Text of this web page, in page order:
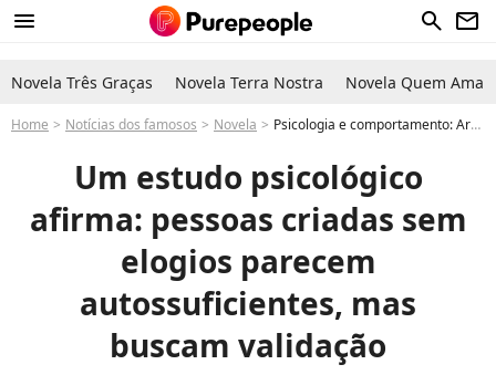
menu search newsletter
Novela Três Graças Novela Terra Nostra Novela Quem Ama
Home Notícias dos famosos Novela Psicologia e comportamento: Arminda na novela 'Três Graças', Grazi Massafera sofreu com falta de elogios no início da carreira; estudo aponta luta por autoestima
Um estudo psicológico
afirma: pessoas criadas sem
elogios parecem
autossuficientes, mas
buscam validação